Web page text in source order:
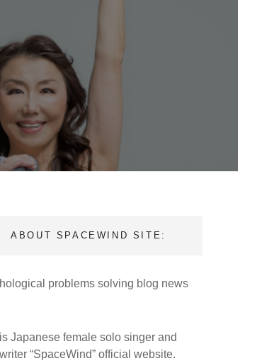
ABOUT SPACEWIND SITE:
problems solving blog news
Japanese female solo singer and
“SpaceWind” official website.